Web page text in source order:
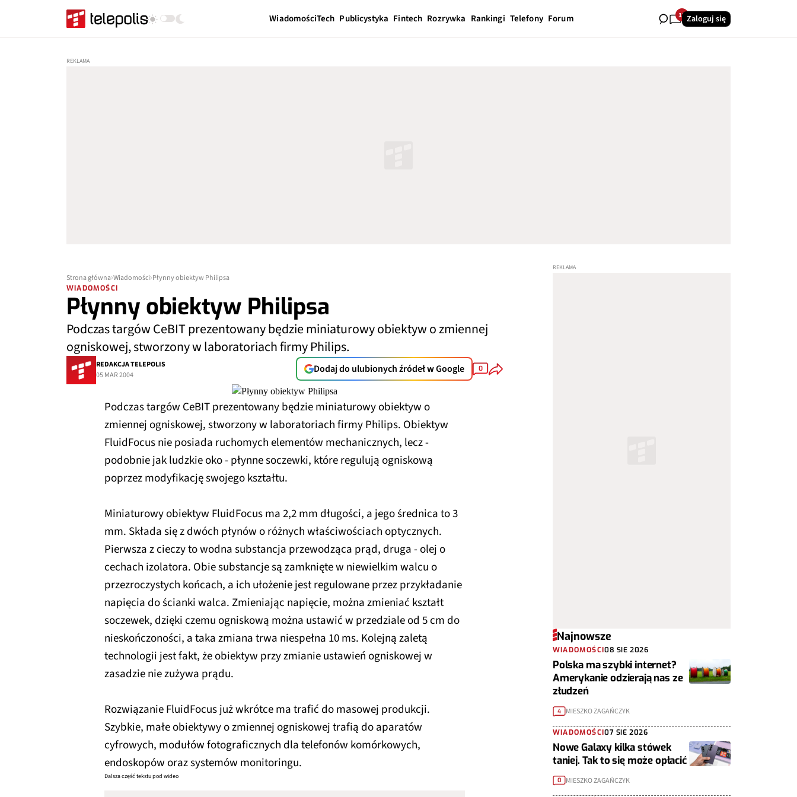
WiadomościTech Publicystyka Fintech Rozrywka Rankingi Telefony Forum 12Zaloguj się
Strona główna Wiadomości Płynny obiektyw Philipsa
WIADOMOŚCI
Płynny obiektyw Philipsa
Podczas targów CeBIT prezentowany będzie miniaturowy obiektyw o zmiennej
ogniskowej, stworzony w laboratoriach firmy Philips.
REDAKCJA TELEPOLIS
05 MAR 2004
Dodaj do ulubionych źródeł w Google 0
Podczas targów CeBIT prezentowany będzie miniaturowy obiektyw o
zmiennej ogniskowej, stworzony w laboratoriach firmy Philips. Obiektyw
FluidFocus nie posiada ruchomych elementów mechanicznych, lecz -
podobnie jak ludzkie oko - płynne soczewki, które regulują ogniskową
poprzez modyfikację swojego kształtu.
Miniaturowy obiektyw FluidFocus ma 2,2 mm długości, a jego średnica to 3
mm. Składa się z dwóch płynów o różnych właściwościach optycznych.
Pierwsza z cieczy to wodna substancja przewodząca prąd, druga - olej o
cechach izolatora. Obie substancje są zamknięte w niewielkim walcu o
przezroczystych końcach, a ich ułożenie jest regulowane przez przykładanie
napięcia do ścianki walca. Zmieniając napięcie, można zmieniać kształt
soczewek, dzięki czemu ogniskową można ustawić w przedziale od 5 cm do
nieskończoności, a taka zmiana trwa niespełna 10 ms. Kolejną zaletą
technologii jest fakt, że obiektyw przy zmianie ustawień ogniskowej w
zasadzie nie zużywa prądu.
Rozwiązanie FluidFocus już wkrótce ma trafić do masowej produkcji.
Szybkie, małe obiektywy o zmiennej ogniskowej trafią do aparatów
cyfrowych, modułów fotograficznych dla telefonów komórkowych,
endoskopów oraz systemów monitoringu.
Dalsza część tekstu pod wideo
Najnowsze
WIADOMOŚCI08 SIE 2026
Polska ma szybki internet?
Amerykanie odzierają nas ze
złudzeń
4 MIESZKO ZAGAŃCZYK
WIADOMOŚCI07 SIE 2026
Nowe Galaxy kilka stówek
taniej. Tak to się może opłacić
0 MIESZKO ZAGAŃCZYK